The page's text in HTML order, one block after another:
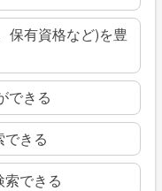
保有資格など)を豊
できる
きる
できる